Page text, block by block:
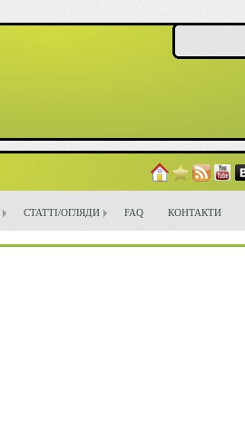
СТАТТІ/ОГЛЯДИ FAQ КОНТАКТИ